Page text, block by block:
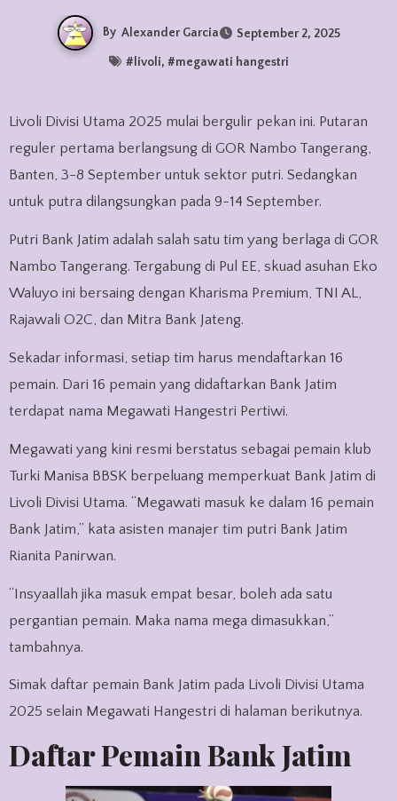
By Alexander Garcia September 2, 2025
#livoli, #megawati hangestri
Livoli Divisi Utama 2025 mulai bergulir pekan ini. Putaran
reguler pertama berlangsung di GOR Nambo Tangerang,
Banten, 3-8 September untuk sektor putri. Sedangkan
untuk putra dilangsungkan pada 9-14 September.
Putri Bank Jatim adalah salah satu tim yang berlaga di GOR
Nambo Tangerang. Tergabung di Pul EE, skuad asuhan Eko
Waluyo ini bersaing dengan Kharisma Premium, TNI AL,
Rajawali O2C, dan Mitra Bank Jateng.
Sekadar informasi, setiap tim harus mendaftarkan 16
pemain. Dari 16 pemain yang didaftarkan Bank Jatim
terdapat nama Megawati Hangestri Pertiwi.
Megawati yang kini resmi berstatus sebagai pemain klub
Turki Manisa BBSK berpeluang memperkuat Bank Jatim di
Livoli Divisi Utama. “Megawati masuk ke dalam 16 pemain
Bank Jatim,” kata asisten manajer tim putri Bank Jatim
Rianita Panirwan.
“Insyaallah jika masuk empat besar, boleh ada satu
pergantian pemain. Maka nama mega dimasukkan,”
tambahnya.
Simak daftar pemain Bank Jatim pada Livoli Divisi Utama
2025 selain Megawati Hangestri di halaman berikutnya.
Daftar Pemain Bank Jatim